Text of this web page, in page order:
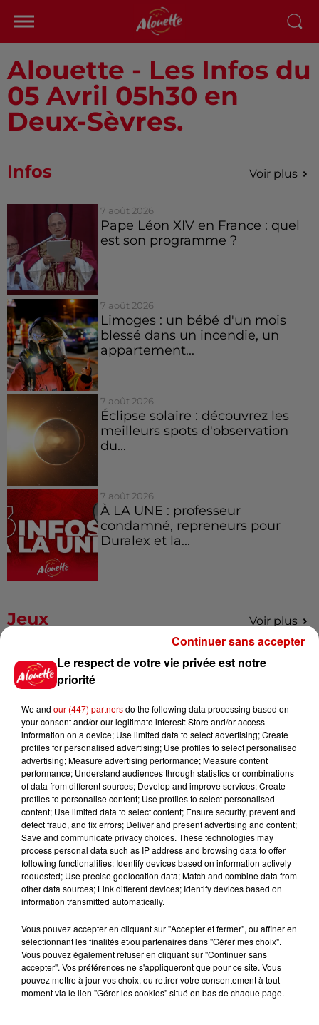
Alouette - Les Infos du
05 Avril 05h30 en
Deux-Sèvres.
Infos Voir plus
7 août 2026
Pape Léon XIV en France : quel
est son programme ?
7 août 2026
Limoges : un bébé d'un mois
blessé dans un incendie, un
appartement...
7 août 2026
Éclipse solaire : découvrez les
meilleurs spots d'observation
du...
7 août 2026
À LA UNE : professeur
condamné, repreneurs pour
Duralex et la...
Jeux Voir plus
Gagnez vos places pour le
festival Marché Gourmand 2026
Le Duel - Gagnez vos entrées
pour l'un des zoos de nos
régions !
Destination Vacances - Gagnez
votre séjour en famille au cœur
de la...
Destination Vacances : inscrivez-
vous !
Le respect de votre vie privée est notre
priorité
We and our (447) partnersdo the following data processing based on
your consent and/or our legitimate interest: Store and/or access
information on a device; Use limited data to select advertising; Create
profiles for personalised advertising; Use profiles to select personalised
advertising; Measure advertising performance; Measure content
performance; Understand audiences through statistics or combinations
of data from different sources; Develop and improve services; Create
profiles to personalise content; Use profiles to select personalised
content; Use limited data to select content; Ensure security, prevent and
detect fraud, and fix errors; Deliver and present advertising and content;
Save and communicate privacy choices. These technologies may
process personal data such as IP address and browsing data to offer
following functionalities: Identify devices based on information actively
requested; Use precise geolocation data; Match and combine data from
other data sources; Link different devices; Identify devices based on
information transmitted automatically.
Vous pouvez accepter en cliquant sur "Accepter et fermer", ou affiner en
sélectionnant les finalités et/ou partenaires dans "Gérer mes choix".
Vous pouvez également refuser en cliquant sur "Continuer sans
accepter". Vos préférences ne s'appliqueront que pour ce site. Vous
pouvez mettre à jour vos choix, ou retirer votre consentement à tout
moment via le lien "Gérer les cookies" situé en bas de chaque page.
Continuer sans accepter